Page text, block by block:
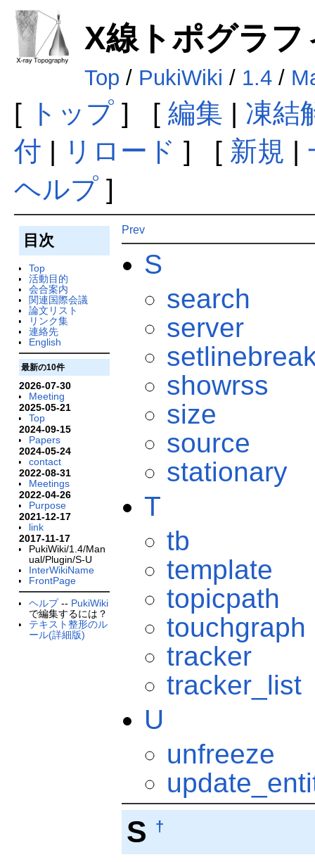
X線トポグラ
Top / PukiWiki / 1.4/
[ トップ] [ 編集 | 凍結
付 | リロード ] [ 新規 |
ヘルプ]
目次
Top
活動目的
会合案内
関連国際会議
論文リスト
リンク集
連絡先
English
最新の10件
2026-07-30
Meeting
2025-05-21
Top
2024-09-15
Papers
2024-05-24
contact
2022-08-31
Meetings
2022-04-26
Purpose
2021-12-17
link
2017-11-17
PukiWiki/1.4/Man
ual/Plugin/S-U
InterWikiName
FrontPage
ヘルプ-- PukiWiki
で編集するには？
テキスト整形のル
ール(詳細版)
Prev
S
search
server
showrss
size
source
stationary
T
tb
template
topicpath
touchgraph
tracker
tracker_list
U
unfreeze
S †